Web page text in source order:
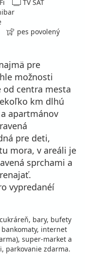
TV SAT
pes povolený
pre
možnosti
od centra mesta
km dlhú
apartmánov
pre deti,
mora, v areáli je
sprchami a
vypredanéí
bary, bufety
internet
super-market a
parkovanie zdarma.